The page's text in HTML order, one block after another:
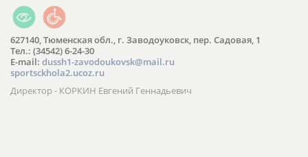
627140, Тюменская обл., г. Заводоуковск, пер. Садовая, 1
Тел.: (34542) 6-24-30
​E-mail: dussh1-zavodoukovsk@mail.ru
sportsckhola2.ucoz.ru
Директор - КОРКИН Евгений Геннадьевич